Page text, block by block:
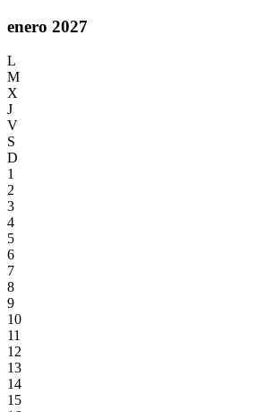
enero 2027
L
M
X
J
V
S
D
1
2
3
4
5
6
7
8
9
10
11
12
13
14
15